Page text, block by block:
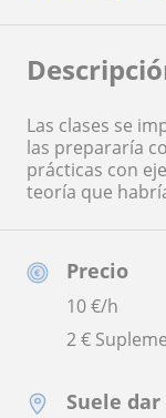
Precio
10€/h
2 €
Suele
Las clases se
las prepararía
prácticas con
teoría que